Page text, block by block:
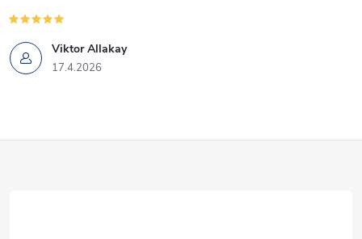
Viktor Allakay
17.4.2026